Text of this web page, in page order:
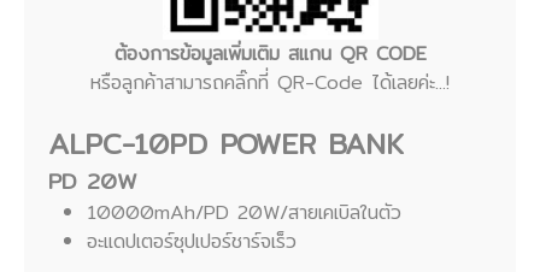
ต้องการข้อมูลเพิ่มเติม สแกน QR CODE
หรือลูกค้าสามารถคลิ๊กที่ QR-Code ได้เลยค่ะ...!
ALPC-10PD POWER BANK
PD 20W
10000mAh/PD 20W/สายเคเบิลในตัว
อะแดปเตอร์ซุปเปอร์ชาร์จเร็ว